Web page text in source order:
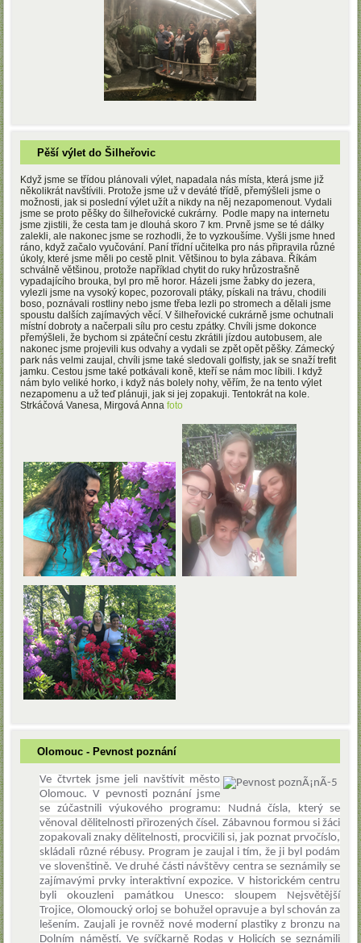
Pěší výlet do Šilheřovic
Když jsme se třídou plánovali výlet, napadala nás místa, která jsme již
několikrát navštívili. Protože jsme už v deváté třídě, přemýšleli jsme o
možnosti, jak si poslední výlet užít a nikdy na něj nezapomenout. Vydali
jsme se proto pěšky do šilheřovické cukrárny. Podle mapy na internetu
jsme zjistili, že cesta tam je dlouhá skoro 7 km. Prvně jsme se té dálky
zalekli, ale nakonec jsme se rozhodli, že to vyzkoušíme. Vyšli jsme hned
ráno, když začalo vyučování. Paní třídní učitelka pro nás připravila různé
úkoly, které jsme měli po cestě plnit. Většinou to byla zábava. Říkám
schválně většinou, protože například chytit do ruky hrůzostrašně
vypadajícího brouka, byl pro mě horor. Házeli jsme žabky do jezera,
vylezli jsme na vysoký kopec, pozorovali ptáky, pískali na trávu, chodili
boso, poznávali rostliny nebo jsme třeba lezli po stromech a dělali jsme
spoustu dalších zajímavých věcí. V šilheřovické cukrárně jsme ochutnali
místní dobroty a načerpali sílu pro cestu zpátky. Chvíli jsme dokonce
přemýšleli, že bychom si zpáteční cestu zkrátili jízdou autobusem, ale
nakonec jsme projevili kus odvahy a vydali se zpět opět pěšky. Zámecký
park nás velmi zaujal, chvíli jsme také sledovali golfisty, jak se snaží trefit
jamku. Cestou jsme také potkávali koně, kteří se nám moc líbili. I když
nám bylo veliké horko, i když nás bolely nohy, věřím, že na tento výlet
nezapomenu a už teď plánuji, jak si jej zopakuji. Tentokrát na kole.
Strkáčová Vanesa, Mirgová Annafoto
Olomouc - Pevnost poznání
Ve čtvrtek jsme jeli navštívit město
Olomouc. V pevnosti poznání jsme
se zúčastnili výukového programu: Nudná čísla, který se
věnoval dělitelnosti přirozených čísel. Zábavnou formou si žáci
zopakovali znaky dělitelnosti, procvičili si, jak poznat prvočíslo,
skládali různé rébusy. Program je zaujal i tím, že ji byl podám
ve slovenštině. Ve druhé části návštěvy centra se seznámily se
zajímavými prvky interaktivní expozice. V historickém centru
byli okouzleni památkou Unesco: sloupem Nejsvětější
Trojice, Olomoucký orloj se bohužel opravuje a byl schován za
lešením. Zaujali je rovněž nové moderní plastiky z bronzu na
Dolním náměstí. Ve svíčkarně Rodas v Holicích se seznámili